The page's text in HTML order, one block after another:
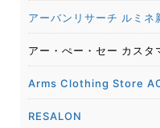
アーバンリサーチ ルミネ
アー・ぺー・セー カス
Arms Clothing Store
RESALON